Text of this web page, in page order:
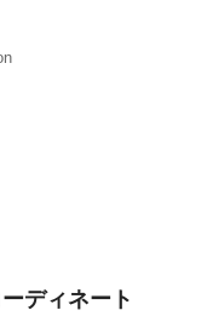
ディネート